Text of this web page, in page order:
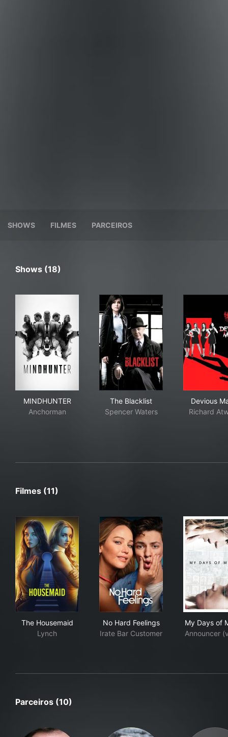
SHOWS FILMES PARCEIROS
Shows (18)
MINDHUNTER
Anchorman
The Blacklist
Spencer Waters
Devious
Richard
Filmes (11)
The Housemaid
Lynch
No Hard Feelings
Irate Bar Customer
My Days of
Announcer
Parceiros (10)